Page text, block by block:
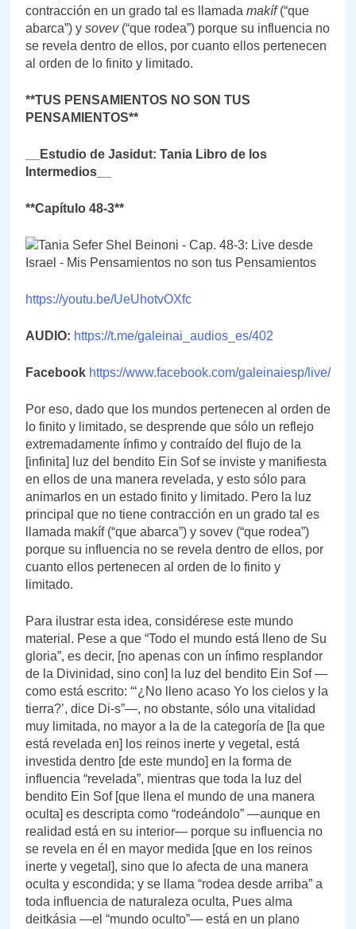
contracción en un grado tal es llamada makíf(“que
abarca”) y sovev(“que rodea”) porque su influencia no
se revela dentro de ellos, por cuanto ellos pertenecen
al orden de lo finito y limitado.
**TUS PENSAMIENTOS NO SON TUS
PENSAMIENTOS**
__Estudio de Jasidut: Tania Libro de los
Intermedios__
**Capítulo 48-3**
https://youtu.be/UeUhotvOXfc
AUDIO: https://t.me/galeinai_audios_es/402
Facebook https://www.facebook.com/galeinaiesp/live/
Por eso, dado que los mundos pertenecen al orden de
lo finito y limitado, se desprende que sólo un reflejo
extremadamente ínfimo y contraído del flujo de la
[infinita] luz del bendito Ein Sof se inviste y manifiesta
en ellos de una manera revelada, y esto sólo para
animarlos en un estado finito y limitado. Pero la luz
principal que no tiene contracción en un grado tal es
llamada makíf (“que abarca”) y sovev (“que rodea”)
porque su influencia no se revela dentro de ellos, por
cuanto ellos pertenecen al orden de lo finito y
limitado.
Para ilustrar esta idea, considérese este mundo
material. Pese a que “Todo el mundo está lleno de Su
gloria”, es decir, [no apenas con un ínfimo resplandor
de la Divinidad, sino con] la luz del bendito Ein Sof —
como está escrito: “‘¿No lleno acaso Yo los cielos y la
tierra?’, dice Di-s”—, no obstante, sólo una vitalidad
muy limitada, no mayor a la de la categoría de [la que
está revelada en] los reinos inerte y vegetal, está
investida dentro [de este mundo] en la forma de
influencia “revelada”, mientras que toda la luz del
bendito Ein Sof [que llena el mundo de una manera
oculta] es descripta como “rodeándolo” —aunque en
realidad está en su interior— porque su influencia no
se revela en él en mayor medida [que en los reinos
inerte y vegetal], sino que lo afecta de una manera
oculta y escondida; y se llama “rodea desde arriba” a
toda influencia de naturaleza oculta, Pues alma
deitkásia —el “mundo oculto”— está en un plano